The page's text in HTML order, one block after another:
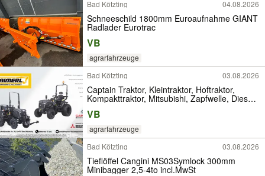
Bad Kötzting
04.08.2026
Schneeschild 1800mm Euroaufnahme GIANT
Radlader Eurotrac
VB
agrarfahrzeuge
Bad Kötzting
03.08.2026
Captain Traktor, Kleintraktor, Hoftraktor,
Kompakttraktor, Mitsubishi, Zapfwelle, Diesel,
Hydraulik
VB
agrarfahrzeuge
Bad Kötzting
03.08.2026
Tieflöffel Cangini MS03Symlock 300mm
Minibagger 2,5-4to incl.MwSt